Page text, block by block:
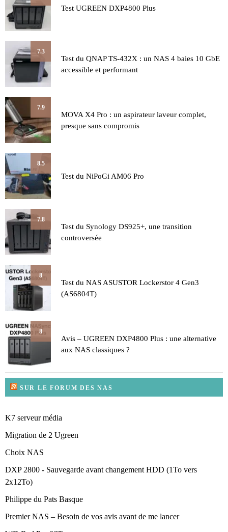
Test UGREEN DXP4800 Plus
7.3
Test du QNAP TS-432X : un NAS 4 baies 10 GbE
accessible et performant
7.9
MOVA X4 Pro : un aspirateur laveur complet,
presque sans compromis
8.5
Test du NiPoGi AM06 Pro
7.8
Test du Synology DS925+, une transition
controversée
8
Test du NAS ASUSTOR Lockerstor 4 Gen3
(AS6804T)
8
Avis – UGREEN DXP4800 Plus : une alternative
aux NAS classiques ?
SUR LE FORUM DES NAS
K7 serveur média
Migration de 2 Ugreen
Choix NAS
DXP 2800 - Sauvegarde avant changement HDD (1To vers
2x12To)
Philippe du Pats Basque
Premier NAS – Besoin de vos avis avant de me lancer